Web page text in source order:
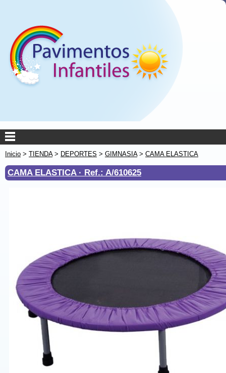
Inicio > TIENDA> DEPORTES > GIMNASIA> CAMA ELASTICA
CAMA ELASTICA · Ref.: A/610625